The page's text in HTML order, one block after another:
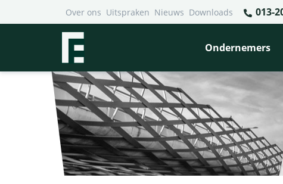
Over ons Uitspraken Nieuws Downloads 013-
Ondernemers